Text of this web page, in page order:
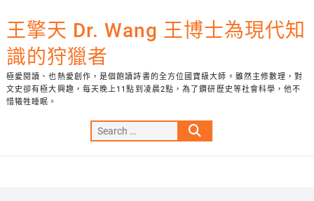
to
content
王擎天 Dr. Wang 王博士為現代知
識的狩獵者
極愛閱讀、也熱愛創作，是個飽讀詩書的全方位國寶級大師。雖然主修數理，對
文史卻有極大興趣，每天晚上11點到凌晨2點，為了鑽研歷史等社會科學，他不
惜犧牲睡眠。
Search
…